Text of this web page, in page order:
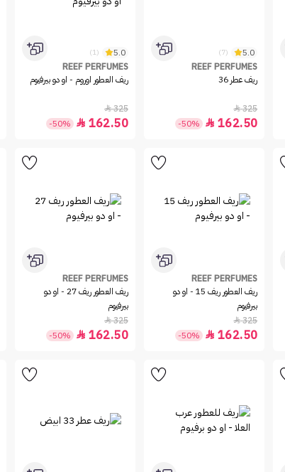
5.0
(7)
REEF PERFUMES
ريف عطر 36
325

162.50

-50%
5.0
(1)
REEF PERFUMES
ريف العطور اوروم - او دو بيرفيوم
325

162.50

-50%
REEF PERFUMES
ريف العطور ريف 15 - او دو
بيرفيوم
325

162.50

-50%
REEF PERFUMES
ريف العطور ريف 27 - او دو
بيرفيوم
325

162.50

-50%